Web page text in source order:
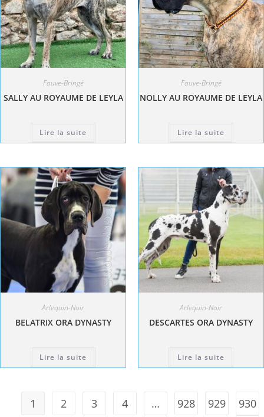
Fauve-Bringé
SALLY AU ROYAUME DE LEYLA
Lire la suite
Fauve-Bringé
NOLLY AU ROYAUME DE LEYLA
Lire la suite
Arlequin-Noir
BELATRIX ORA DYNASTY
Lire la suite
Arlequin-Noir
DESCARTES ORA DYNASTY
Lire la suite
1 2 3 4 … 928 929 930